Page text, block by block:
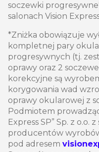
soczewki
salonach Vision
*Zniżka obowiązuje
kompletnej pary
progresywnych (tj.
oprawy oraz 2
korekcyjne są
korygowania wad
oprawy okularowej z
Podmiotem
Express SP” Sp. z o.o.
producentów
pod adresem